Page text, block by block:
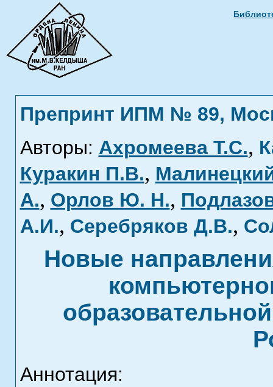
Препринт ИПМ № 89,
Авторы: Ахромеева Т.С.,
Куракин П.В.,
А., Орлов Ю. Н.,
А.И., Серебряков Д.В.,
Новые
Аннотация: